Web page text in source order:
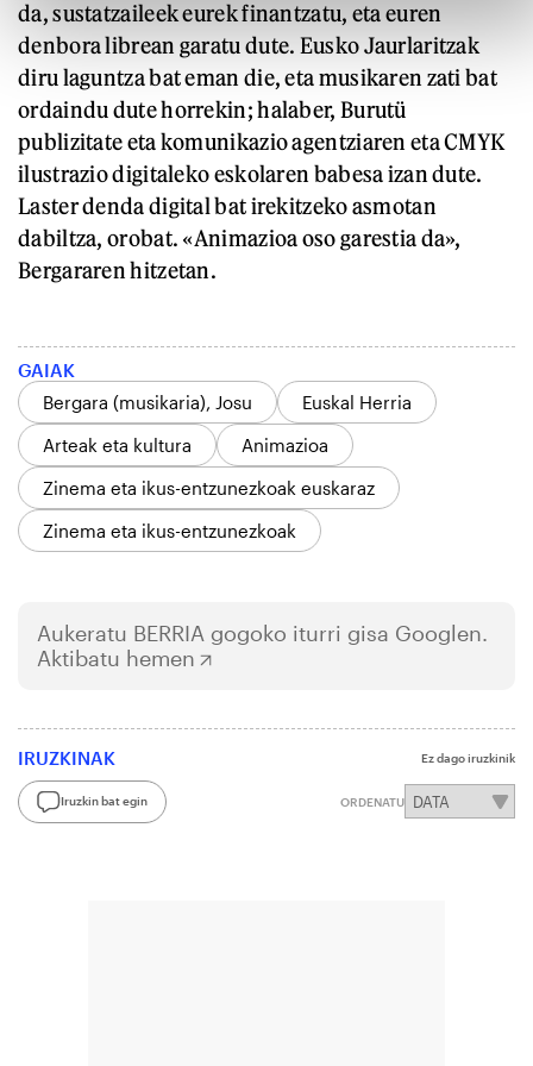
da, sustatzaileek eurek finantzatu, eta euren
denbora librean garatu dute. Eusko Jaurlaritzak
diru laguntza bat eman die, eta musikaren zati bat
ordaindu dute horrekin; halaber, Burutü
publizitate eta komunikazio agentziaren eta CMYK
ilustrazio digitaleko eskolaren babesa izan dute.
Laster denda digital bat irekitzeko asmotan
dabiltza, orobat. «Animazioa oso garestia da»,
Bergararen hitzetan.
GAIAK
Bergara (musikaria), Josu
Euskal Herria
Arteak eta kultura
Animazioa
Zinema eta ikus-entzunezkoak euskaraz
Zinema eta ikus-entzunezkoak
Aukeratu BERRIA gogoko iturri gisa Googlen.
Aktibatu hemen
IRUZKINAK Ez dago iruzkinik
Iruzkin bat egin ORDENATU